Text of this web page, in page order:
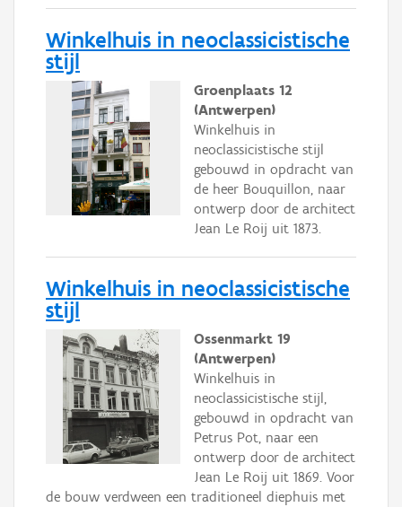
Winkelhuis in neoclassicistische
stijl
Groenplaats 12
(Antwerpen)
Winkelhuis in
neoclassicistische stijl
gebouwd in opdracht van
de heer Bouquillon, naar
ontwerp door de architect
Jean Le Roij uit 1873.
Winkelhuis in neoclassicistische
stijl
Ossenmarkt 19
(Antwerpen)
Winkelhuis in
neoclassicistische stijl,
gebouwd in opdracht van
Petrus Pot, naar een
ontwerp door de architect
Jean Le Roij uit 1869. Voor
de bouw verdween een traditioneel diephuis met